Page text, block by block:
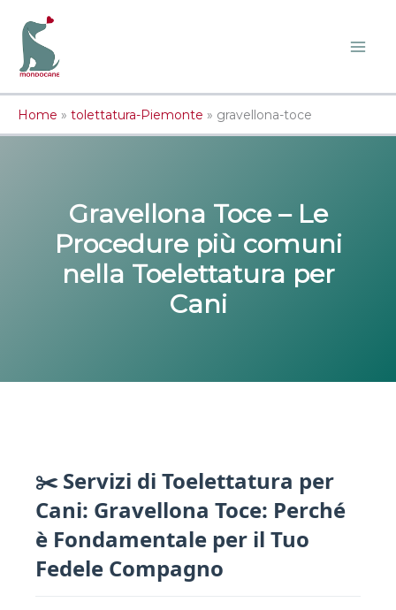
contenuto
Home » tolettatura-Piemonte » gravellona-toce
Gravellona Toce – Le
Procedure più comuni
nella Toelettatura per
Cani
✂️ Servizi di Toelettatura per
Cani: Gravellona Toce: Perché
è Fondamentale per il Tuo
Fedele Compagno